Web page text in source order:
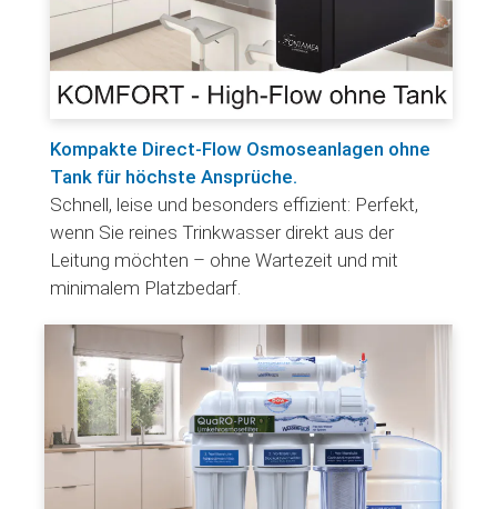
Kompakte Direct-Flow Osmoseanlagen ohne
Tank für höchste Ansprüche.
Schnell, leise und besonders effizient: Perfekt,
wenn Sie reines Trinkwasser direkt aus der
Leitung möchten – ohne Wartezeit und mit
minimalem Platzbedarf.